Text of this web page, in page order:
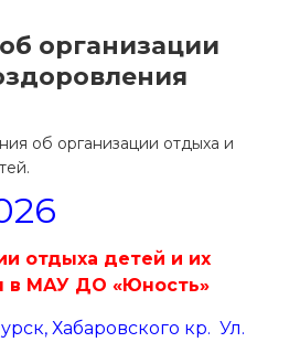
организации
об организации отдыха и
отдыха детей и их
в МАУ ДО «Юность»
Хабаровского кр. Ул.